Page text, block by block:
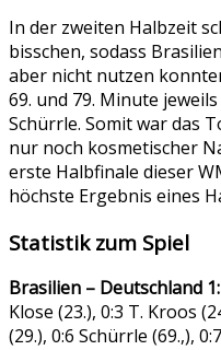
In der zweiten Halbzeit
bisschen, sodass
aber nicht nutzen
69. und 79. Minute
Schürrle. Somit war das
nur noch kosmetischer
erste Halbfinale dieser
höchste Ergebnis eines
Statistik zum Spiel
Brasilien – Deutschland
Klose (23.), 0:3 T. Kroos
(29.), 0:6 Schürrle (69.,),